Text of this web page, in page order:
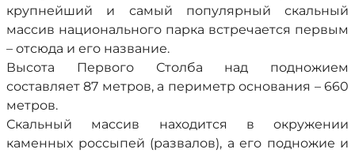
крупнейший и самый популярный скальный
массив национального парка встречается первым
– отсюда и его название.
Высота Первого Столба над подножием
составляет 87 метров, а периметр основания – 660
метров.
Скальный массив находится в окружении
каменных россыпей (развалов), а его подножие и